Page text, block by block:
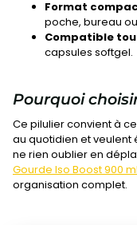
Format
poche, bureau
Compatible
capsules softgel.
Pourquoi
Ce pilulier convient à
au quotidien et veulent
ne rien oublier en
Gourde Iso Boost 900
organisation complet.